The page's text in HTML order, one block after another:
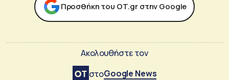
Προσθήκη του ΟΤ.gr στην Google
Ακολουθήστε τον
στοGoogle News